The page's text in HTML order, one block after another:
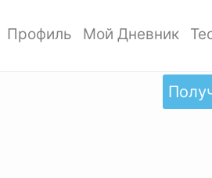
Профиль Мой Дневник
Добавить запись
Дизайн дневника